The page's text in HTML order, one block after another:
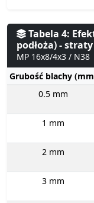
Tabela 4:
podłoża) -
MP 16x8/4x3 / N38
Grubość blachy
0.5 mm
1 mm
2 mm
3 mm